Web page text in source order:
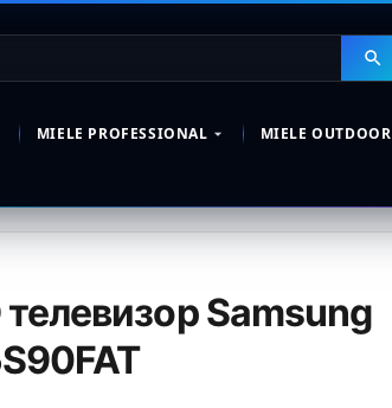
MIELE PROFESSIONAL MIELE OUTDOOR
телевизор Samsung